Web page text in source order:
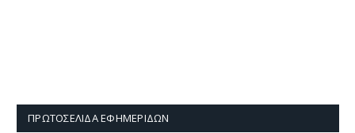
ΠΡΩΤΟΣΈΛΙΔΑ ΕΦΗΜΕΡΊΔΩΝ